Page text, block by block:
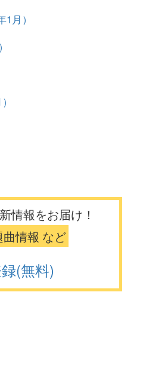
月）
情報をお届け！
情報 など
(無料)